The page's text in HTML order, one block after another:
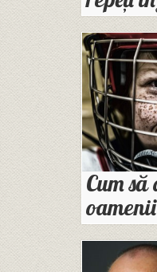
Cum să